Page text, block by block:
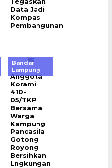
Tegaskan
Data Jadi
Kompas
Pembangunan
Bandar
Lampung
Anggota
Koramil
410-
05/TKP
Bersama
Warga
Kampung
Pancasila
Gotong
Royong
Bersihkan
Lngkungan